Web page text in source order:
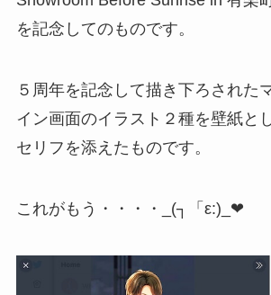
を記念 してのものです。
５周年を記念して描き下ろされた
イン画面のイラスト２種を壁紙と
セリフを添えたものです。
これがもう・・・・_(┐「ε:)_❤